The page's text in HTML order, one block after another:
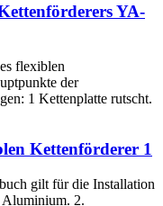
YA-
flexiblen
der
1 Kettenplatte rutscht.
Kettenförderer 1
gilt für die Installation
Aluminium. 2.